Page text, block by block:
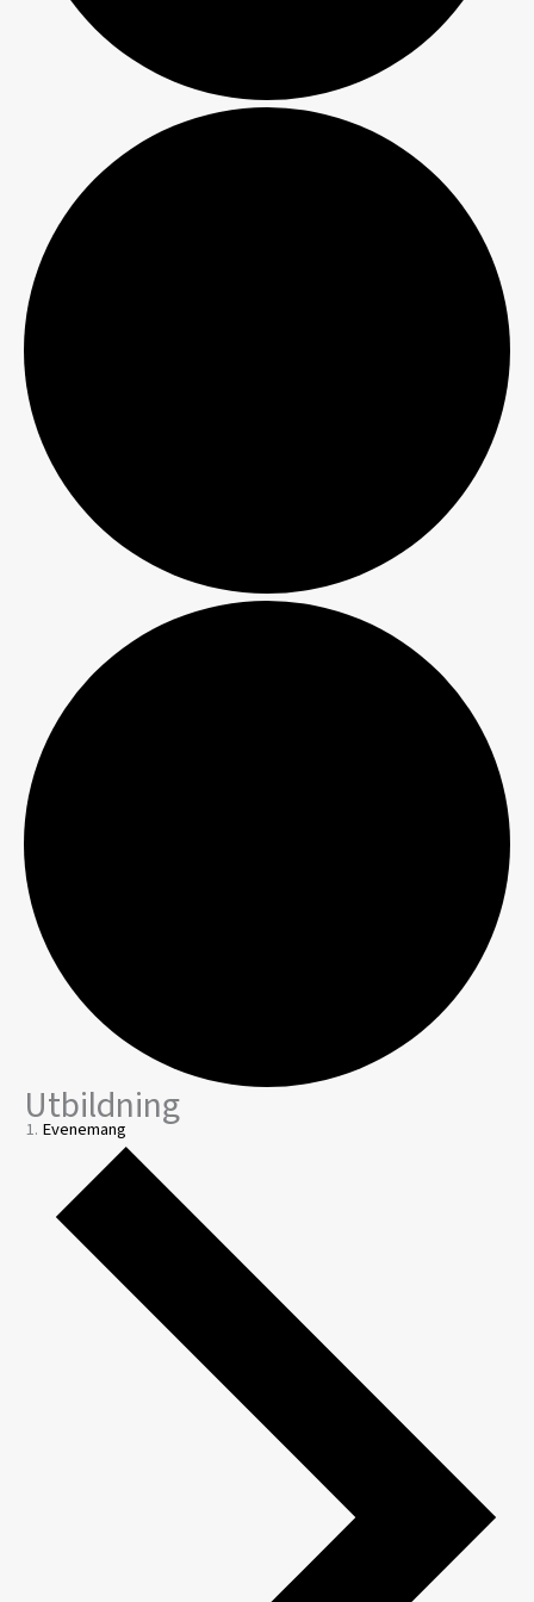
Utbildning
Evenemang